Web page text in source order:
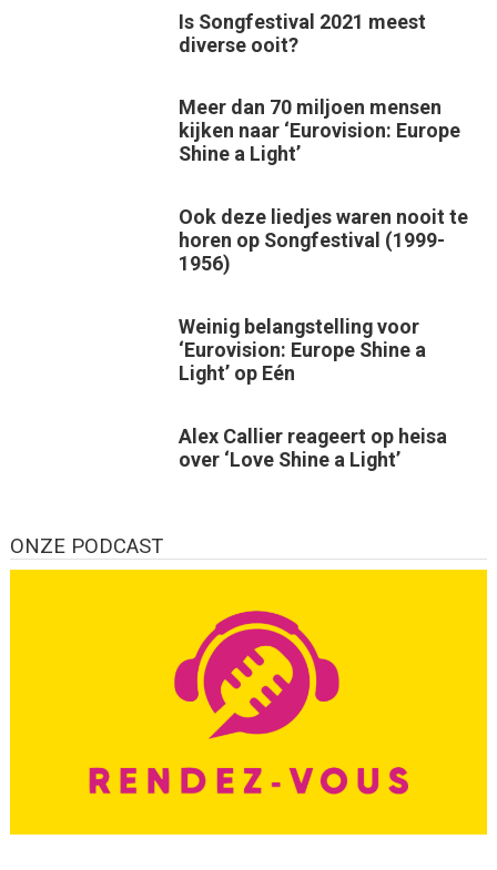
Is Songfestival 2021 meest
diverse ooit?
Meer dan 70 miljoen mensen
kijken naar ‘Eurovision: Europe
Shine a Light’
Ook deze liedjes waren nooit te
horen op Songfestival (1999-
1956)
Weinig belangstelling voor
‘Eurovision: Europe Shine a
Light’ op Eén
Alex Callier reageert op heisa
over ‘Love Shine a Light’
ONZE PODCAST